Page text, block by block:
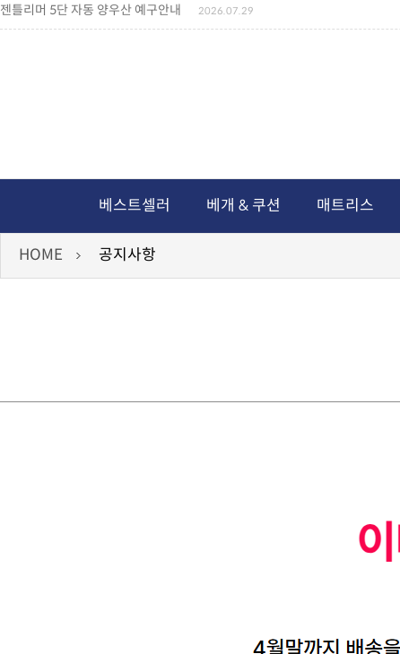
젠틀리머 5단 자동 양우산 예구안내 2026.07.29
젠틀리머 메모리제품 가격인상 안내 2026.07.27
독서쿠션 2차 예구안내 2026.08.04
베스트셀러 베개 & 쿠션 매트리스
HOME 공지사항